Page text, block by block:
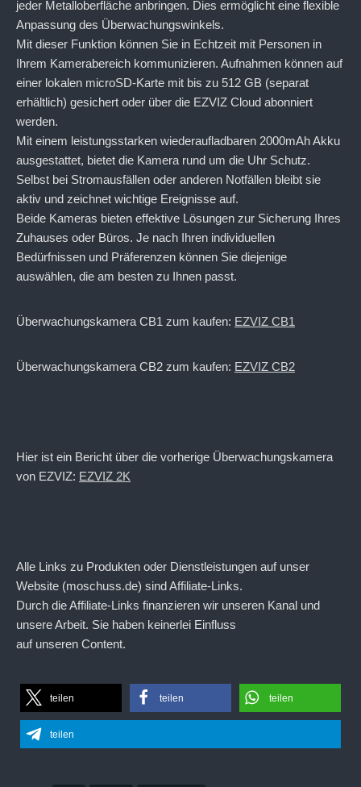
jeder Metalloberfläche anbringen. Dies ermöglicht eine flexible
Anpassung des Überwachungswinkels.
Mit dieser Funktion können Sie in Echtzeit mit Personen in
Ihrem Kamerabereich kommunizieren. Aufnahmen können auf
einer lokalen microSD-Karte mit bis zu 512 GB (separat
erhältlich) gesichert oder über die EZVIZ Cloud abonniert
werden.
Mit einem leistungsstarken wiederaufladbaren 2000mAh Akku
ausgestattet, bietet die Kamera rund um die Uhr Schutz.
Selbst bei Stromausfällen oder anderen Notfällen bleibt sie
aktiv und zeichnet wichtige Ereignisse auf.
Beide Kameras bieten effektive Lösungen zur Sicherung Ihres
Zuhauses oder Büros. Je nach Ihren individuellen
Bedürfnissen und Präferenzen können Sie diejenige
auswählen, die am besten zu Ihnen passt.
Überwachungskamera CB1 zum kaufen: EZVIZ CB1
Überwachungskamera CB2 zum kaufen: EZVIZ CB2
Hier ist ein Bericht über die vorherige Überwachungskamera
von EZVIZ: EZVIZ 2K
Alle Links zu Produkten oder Dienstleistungen auf unser
Website (moschuss.de) sind Affiliate-Links.
Durch die Affiliate-Links finanzieren wir unseren Kanal und
unsere Arbeit. Sie haben keinerlei Einfluss
auf unseren Content.
teilen teilen teilen
teilen